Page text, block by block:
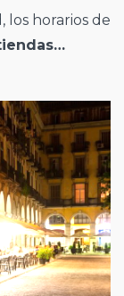
los horarios de